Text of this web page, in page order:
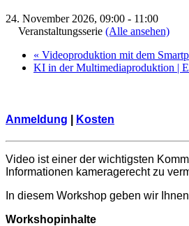
24. November 2026, 09:00 - 11:00
Veranstaltungsserie (Alle ansehen)
« Videoproduktion mit dem
KI in der Multimediaproduktion |
Anmeldung Kosten
Video ist einer der wichtigsten
Informationen kameragerecht zu
In diesem Workshop geben wir
Workshopinhalte